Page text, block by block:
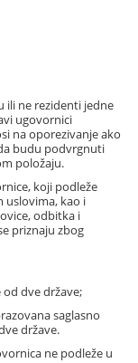
ili ne rezidenti jedne
ugovornici
na oporezivanje ako
budu podvrgnuti
položaju.
koji podleže
uslovima, kao i
odbitka i
priznaju zbog
dve države;
saglasno
države.
ne podleže u